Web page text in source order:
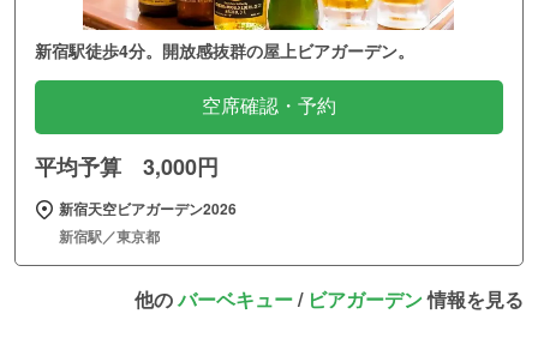
新宿駅徒歩4分。開放感抜群の屋上ビアガーデン。
空席確認・予約
平均予算 3,000円
新宿天空ビアガーデン2026
新宿駅／東京都
他のバーベキュー/ ビアガーデン情報を見る